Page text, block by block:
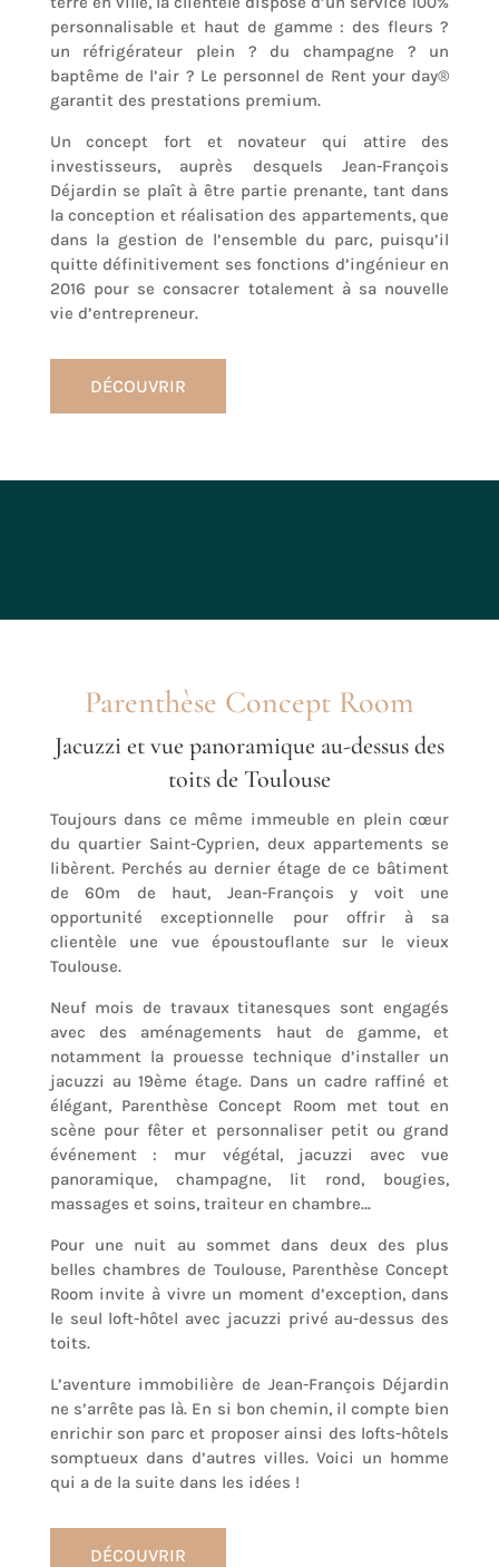
personnalisable et haut de gamme : des fleurs ?
un réfrigérateur plein ? du champagne ? un
baptême de l’air ? Le personnel de Rent your day®
garantit des prestations premium.
Un concept fort et novateur qui attire des
investisseurs, auprès desquels Jean-François
Déjardin se plaît à être partie prenante, tant dans
la conception et réalisation des appartements, que
dans la gestion de l’ensemble du parc, puisqu’il
quitte définitivement ses fonctions d’ingénieur en
2016 pour se consacrer totalement à sa nouvelle
vie d’entrepreneur.
DÉCOUVRIR
Parenthèse Concept Room
Jacuzzi et vue panoramique au-dessus des
toits de Toulouse
Toujours dans ce même immeuble en plein cœur
du quartier Saint-Cyprien, deux appartements se
libèrent. Perchés au dernier étage de ce bâtiment
de 60m de haut, Jean-François y voit une
opportunité exceptionnelle pour offrir à sa
clientèle une vue époustouflante sur le vieux
Toulouse.
Neuf mois de travaux titanesques sont engagés
avec des aménagements haut de gamme, et
notamment la prouesse technique d’installer un
jacuzzi au 19ème étage. Dans un cadre raffiné et
élégant, Parenthèse Concept Room met tout en
scène pour fêter et personnaliser petit ou grand
événement : mur végétal, jacuzzi avec vue
panoramique, champagne, lit rond, bougies,
massages et soins, traiteur en chambre…
Pour une nuit au sommet dans deux des plus
belles chambres de Toulouse, Parenthèse Concept
Room invite à vivre un moment d’exception, dans
le seul loft-hôtel avec jacuzzi privé au-dessus des
toits.
L’aventure immobilière de Jean-François Déjardin
ne s’arrête pas là. En si bon chemin, il compte bien
enrichir son parc et proposer ainsi des lofts-hôtels
somptueux dans d’autres villes. Voici un homme
qui a de la suite dans les idées !
DÉCOUVRIR